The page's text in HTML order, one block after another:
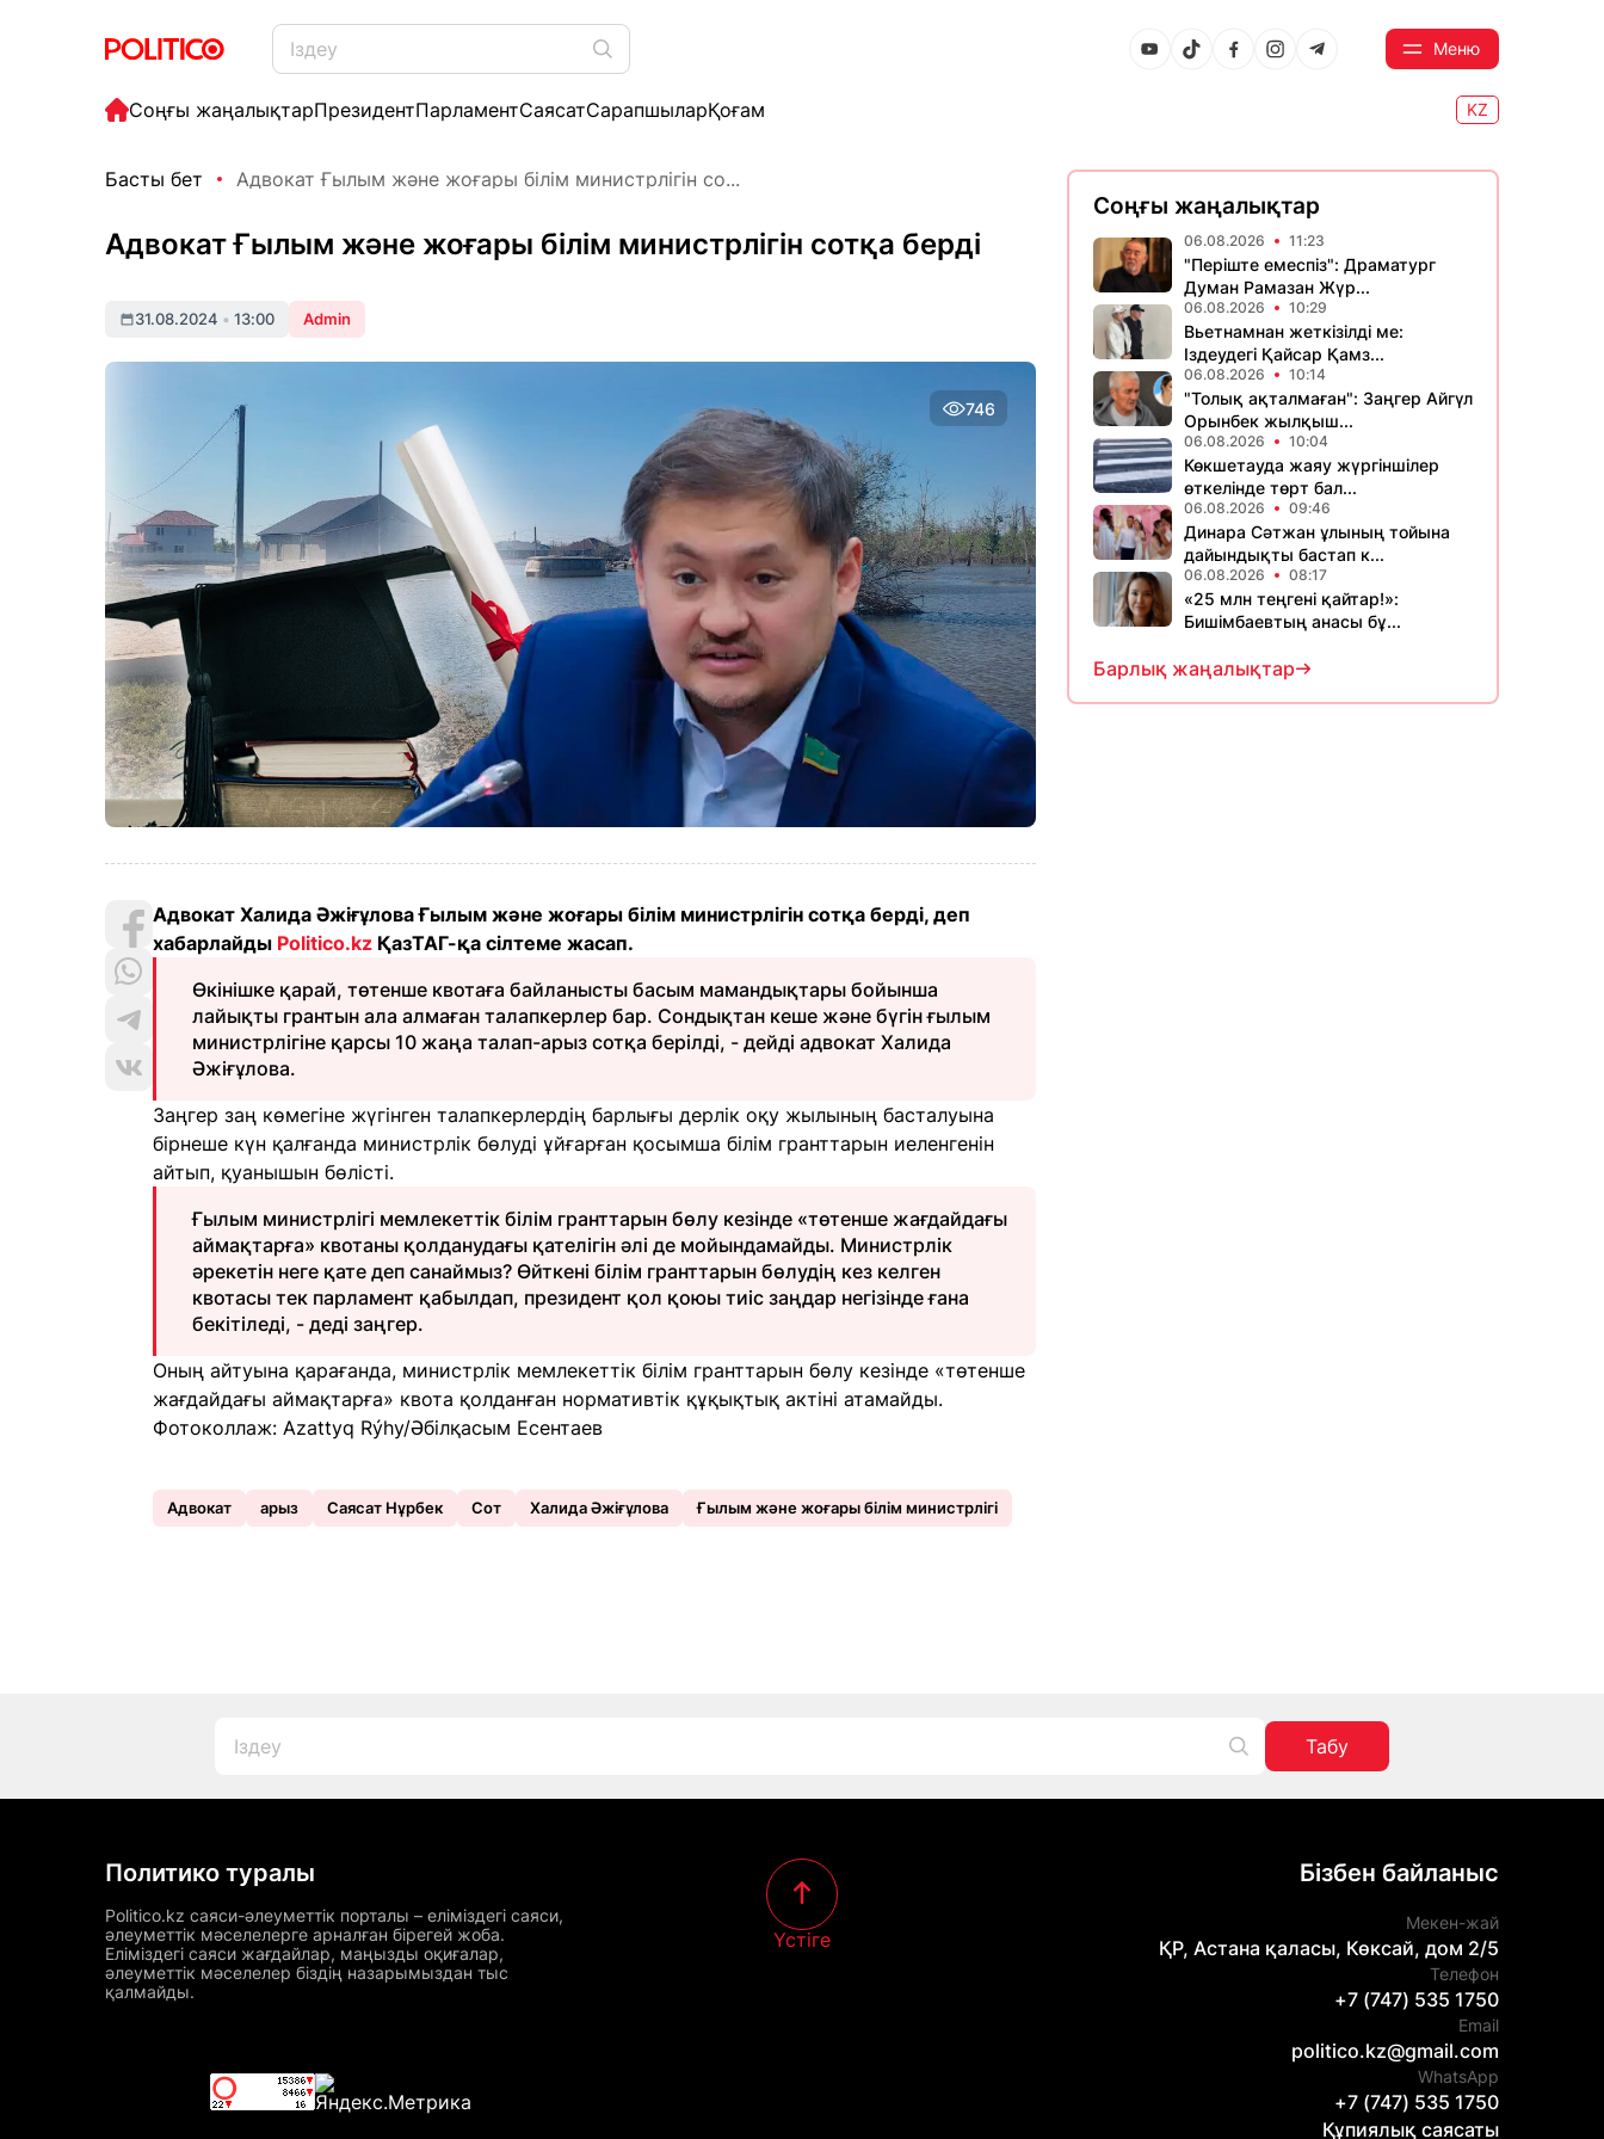
Меню
Соңғы жаңалықтарПрезидентПарламентСаясатСарапшыларҚоғам KZ
Басты бет Адвокат Ғылым және жоғары білім министрлігін со...
Адвокат Ғылым және жоғары білім министрлігін сотқа берді
31.08.2024 • 13:00 Admin
746
Адвокат Халида Әжіғұлова Ғылым және жоғары білім министрлігін сотқа берді, деп
хабарлайды Politico.kz ҚазТАГ-қа сілтеме жасап.
Өкінішке қарай, төтенше квотаға байланысты басым мамандықтары бойынша
лайықты грантын ала алмаған талапкерлер бар. Сондықтан кеше және бүгін ғылым
министрлігіне қарсы 10 жаңа талап-арыз сотқа берілді, - дейді адвокат Халида
Әжіғұлова.
Заңгер заң көмегіне жүгінген талапкерлердің барлығы дерлік оқу жылының басталуына
бірнеше күн қалғанда министрлік бөлуді ұйғарған қосымша білім гранттарын иеленгенін
айтып, қуанышын бөлісті.
Ғылым министрлігі мемлекеттік білім гранттарын бөлу кезінде «төтенше жағдайдағы
аймақтарға» квотаны қолданудағы қателігін әлі де мойындамайды. Министрлік
әрекетін неге қате деп санаймыз? Өйткені білім гранттарын бөлудің кез келген
квотасы тек парламент қабылдап, президент қол қоюы тиіс заңдар негізінде ғана
бекітіледі, - деді заңгер.
Оның айтуына қарағанда, министрлік мемлекеттік білім гранттарын бөлу кезінде «төтенше
жағдайдағы аймақтарға» квота қолданған нормативтік құқықтық актіні атамайды.
Фотоколлаж: Azattyq Rýhy/Әбілқасым Есентаев
Адвокат арыз Саясат Нұрбек Сот Халида Әжіғұлова Ғылым және жоғары білім министрлігі
Соңғы жаңалықтар
06.08.2026 11:23
​"Періште емеспіз": Драматург
Думан Рамазан Жүр...
06.08.2026 10:29
Вьетнамнан жеткізілді ме:
Іздеудегі Қайсар Қамз...
06.08.2026 10:14
"Толық ақталмаған": Заңгер Айгүл
Орынбек жылқыш...
06.08.2026 10:04
Көкшетауда жаяу жүргіншілер
өткелінде төрт бал...
06.08.2026 09:46
Динара Сәтжан ұлының тойына
дайындықты бастап к...
06.08.2026 08:17
«25 млн теңгені қайтар!»:
Бишімбаевтың анасы бұ...
Барлық жаңалықтар
Табу
Политико туралы
Politico.kz саяси-әлеуметтік порталы – еліміздегі саяси,
әлеуметтік мәселелерге арналған бірегей жоба.
Еліміздегі саяси жағдайлар, маңызды оқиғалар,
әлеуметтік мәселелер біздің назарымыздан тыс
қалмайды.
Үстіге
Бізбен байланыс
Мекен-жай
ҚР, Астана қаласы, Көксай, дом 2/5
Телефон
+7 (747) 535 1750
Email
politico.kz@gmail.com
WhatsApp
+7 (747) 535 1750
Құпиялық саясаты